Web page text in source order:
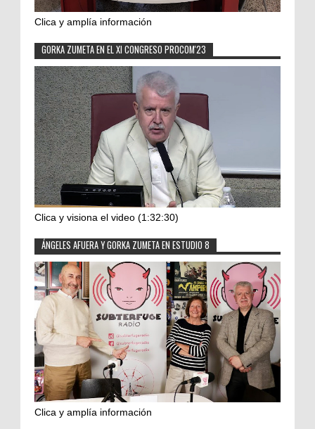
Clica y amplía información
GORKA ZUMETA EN EL XI CONGRESO PROCOM'23
Clica y visiona el video (1:32:30)
ÁNGELES AFUERA Y GORKA ZUMETA EN ESTUDIO 8
Clica y amplía información